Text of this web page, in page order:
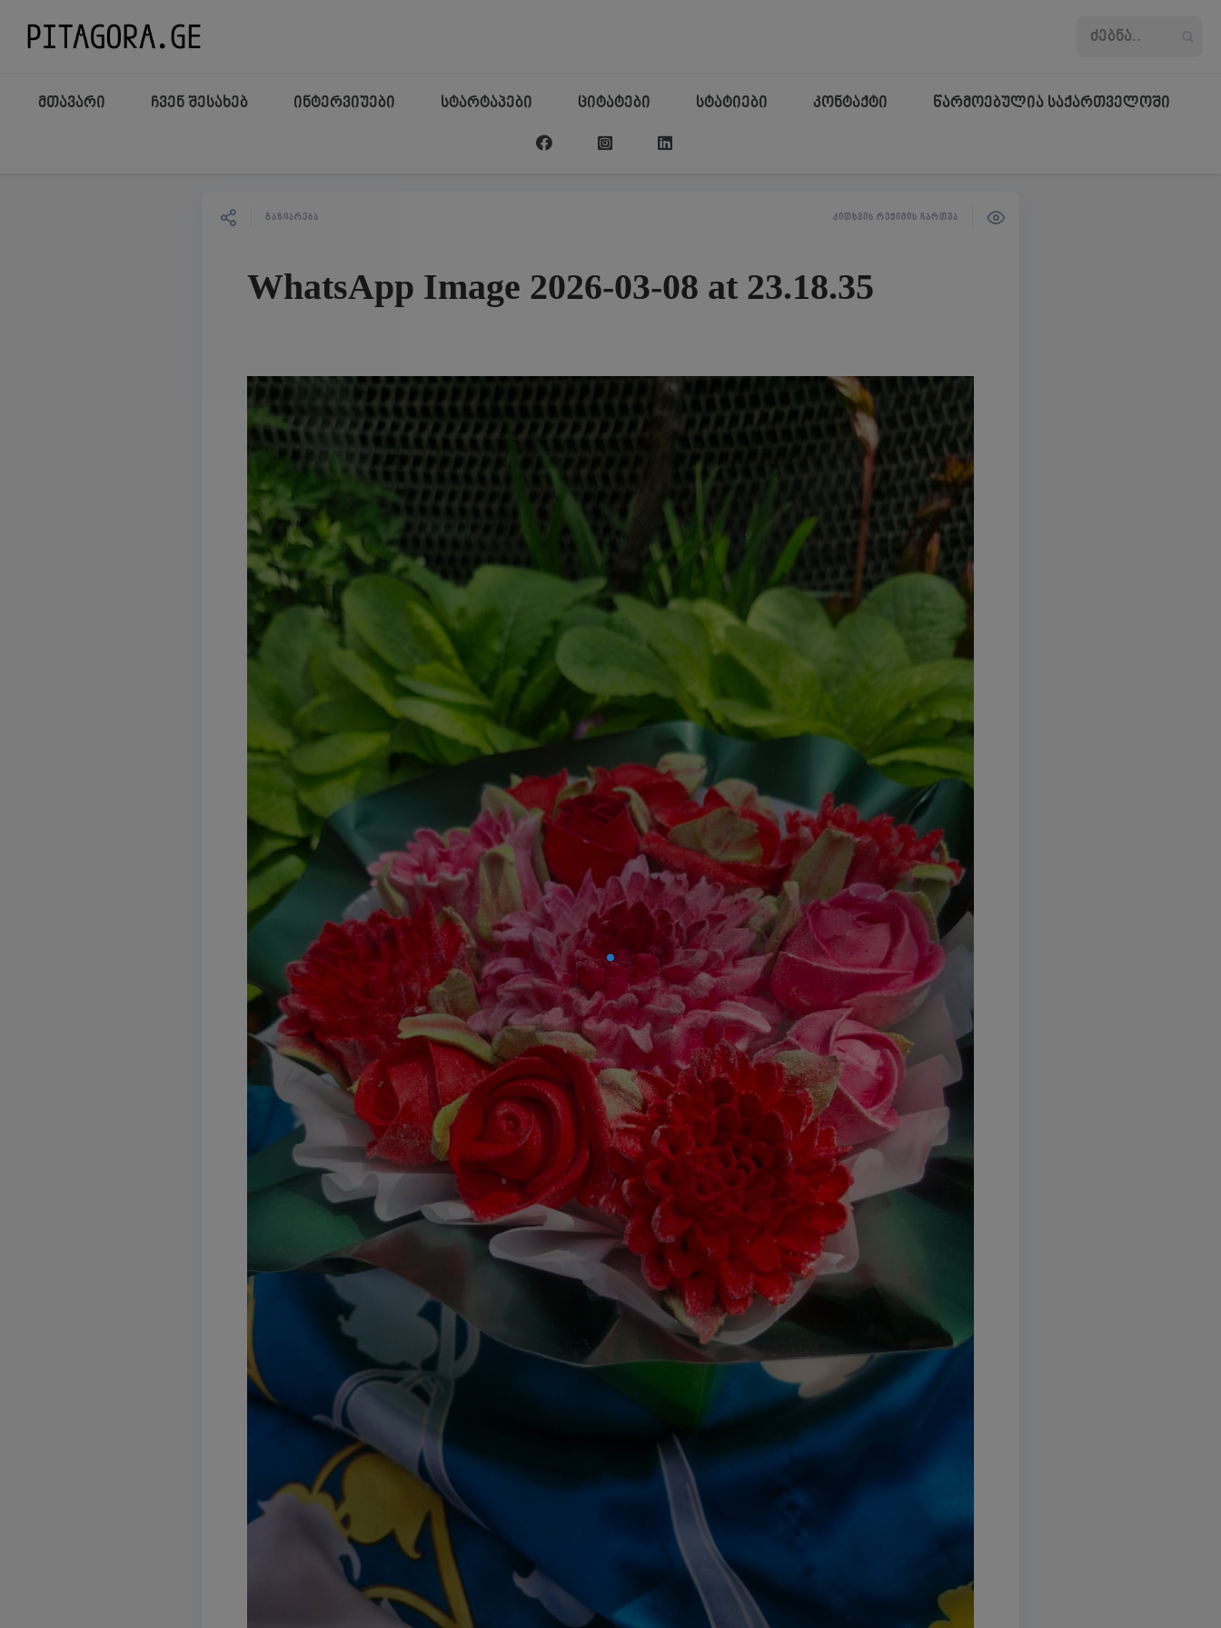
მთავარი ჩვენ შესახებ ინტერვიუები სტარტაპები ციტატები სტატიები კონტაქტი წარმოებულია საქართველოში
ᲒᲐᲖᲘᲐᲠᲔᲑᲐ ᲙᲘᲗᲮᲕᲘᲡ ᲠᲔᲟᲘᲛᲘᲡ ᲩᲐᲠᲗᲕᲐ
WhatsApp Image 2026-03-08 at 23.18.35